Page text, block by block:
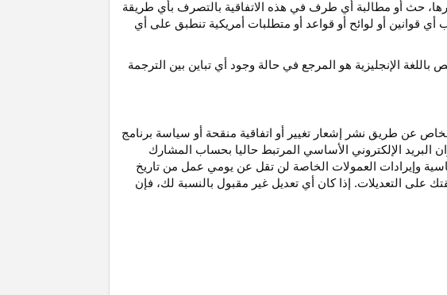
حث أو مطالبة أي طرف في هذه الاتفاقية بالتصرف بأي طريقة
أي قوانين أو لوائح أو قواعد أو متطلبات أمريكية تنطبق على أي
باللغة الإنجليزية هو المرجع في حالة وجود أي تباين بين
الترجمة
عن طريق نشر إشعار تغيير أو اتفاقية منقحة أو سياسة برنامج
البريد الإلكتروني الأساسي المرتبط حاليا بحساب المشارك
وإيرادات العمولات الخاصة لن تقل عن يومي عمل من تاريخ
على التعديلات. إذا كان أي تعديل غير مقبول بالنسبة لك، فإن